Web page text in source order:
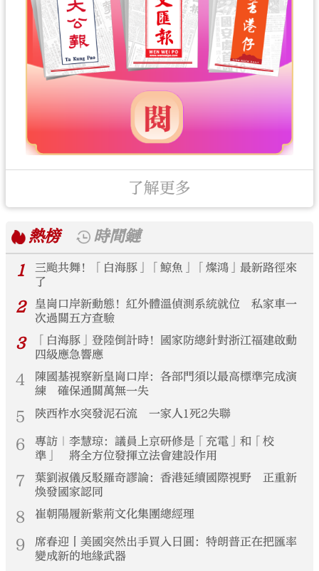
了解更多
熱榜
時間鏈
1
三颱共舞！「白海豚」「鯨魚」「燦鴻」最新路徑來
了
2
皇崗口岸新動態！紅外體溫偵測系統就位 私家車一
次過關五方查驗
3
「白海豚」登陸倒計時！國家防總針對浙江福建啟動
四級應急響應
4
陳國基視察新皇崗口岸：各部門須以最高標準完成演
練 確保通關萬無一失
5 陝西柞水突發泥石流 一家人1死2失聯
6
專訪｜李慧琼：議員上京研修是「充電」和「校
準」 將全方位發揮立法會建設作用
7
葉劉淑儀反駁羅奇謬論：香港延續國際視野 正重新
煥發國家認同
8 崔朝陽履新紫荊文化集團總經理
9
席春迎丨美國突然出手買入日圓：特朗普正在把匯率
變成新的地緣武器